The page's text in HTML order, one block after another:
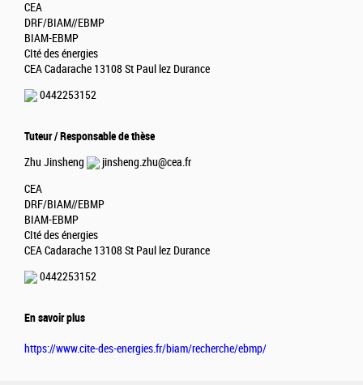
CEA
DRF/BIAM//EBMP
BIAM-EBMP
CIté des énergies
CEA Cadarache 13108 St Paul lez Durance
0442253152
Tuteur / Responsable de thèse
Zhu Jinsheng
jinsheng.zhu@cea.fr
CEA
DRF/BIAM//EBMP
BIAM-EBMP
CIté des énergies
CEA Cadarache 13108 St Paul lez Durance
0442253152
En savoir plus
https://www.cite-des-energies.fr/biam/recherche/ebmp/